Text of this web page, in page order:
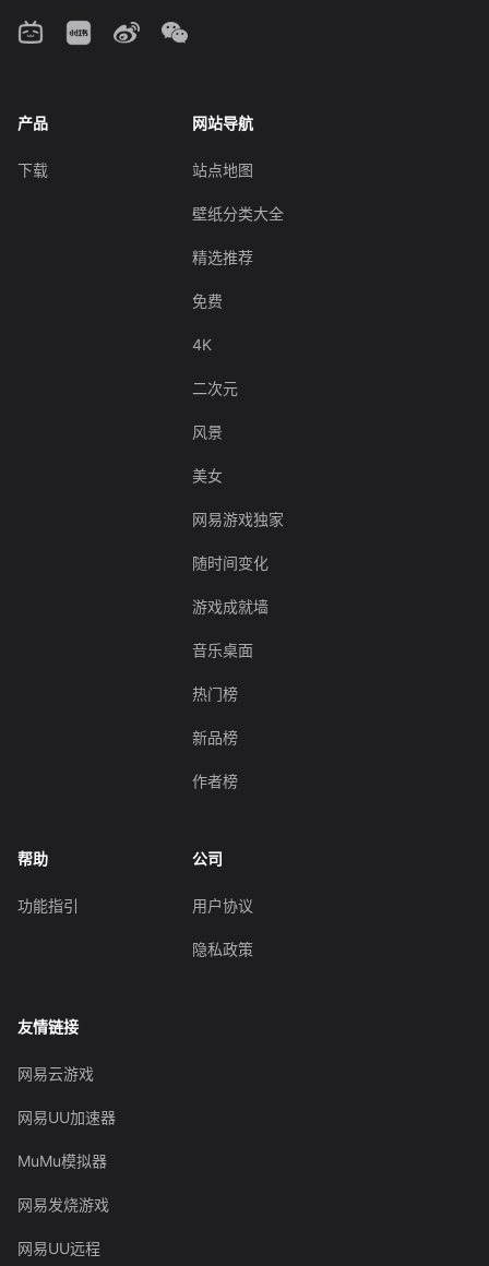
产品
下载
网站导航
站点地图
壁纸分类大全
精选推荐
免费
4K
二次元
风景
美女
网易游戏独家
随时间变化
游戏成就墙
音乐桌面
热门榜
新品榜
作者榜
帮助
功能指引
公司
用户协议
隐私政策
友情链接
网易云游戏
网易UU加速器
MuMu模拟器
网易发烧游戏
网易UU远程